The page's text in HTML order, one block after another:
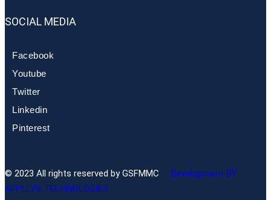
SOCIAL MEDIA
Facebook
Youtube
Twitter
Linkedin
Pinterest
© 2023 All rights reserved by GSFMMC
Development BY
APPLLYS TECHNOLOGIES